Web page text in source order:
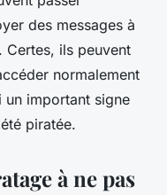
des messages à
ils peuvent
normalement
un important signe
piratée.
à ne pas